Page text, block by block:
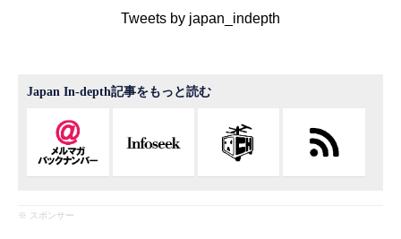
Tweets by japan_indepth
Japan In-depth記事をもっと読む
※ スポンサー